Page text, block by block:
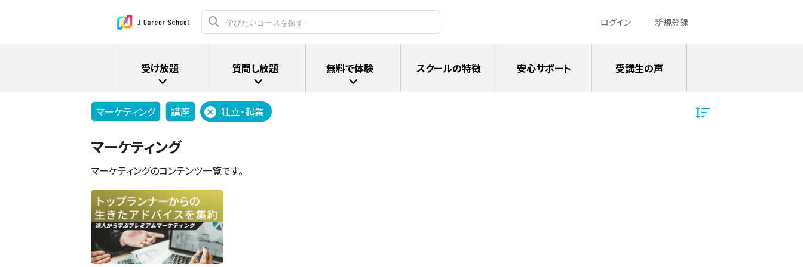
ログイン 新規登録
マーケティング 講座 独立・起業
マーケティング
マーケティングのコンテンツ一覧です。
スクールの特徴 安心サポート 受講生の声
受け放題 質問し放題 無料で体験